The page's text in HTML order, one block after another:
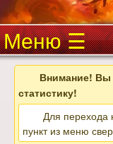
Меню
Внимание! Вы
статистику!
Для перехода
пункт из меню